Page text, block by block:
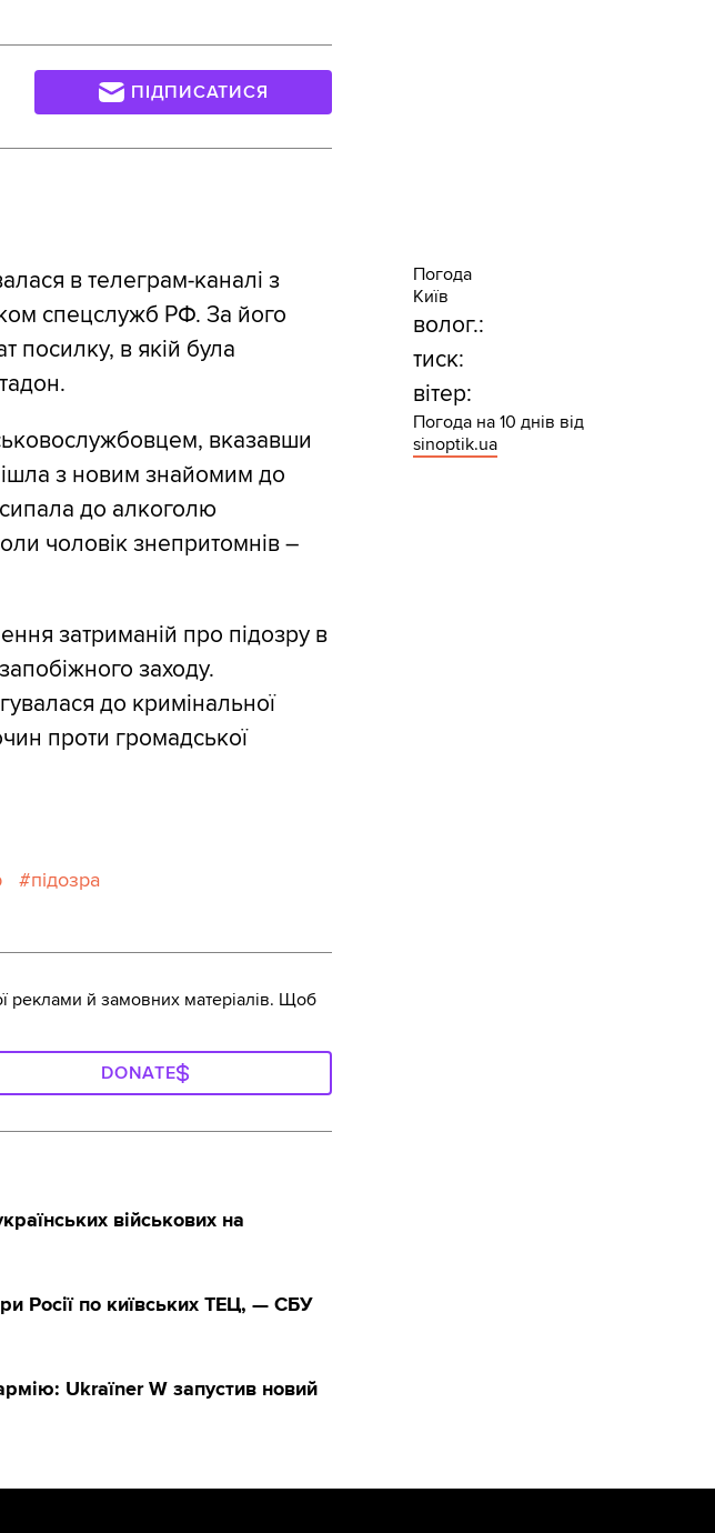
ПІДПИСАТИСЯ
в телеграм-каналі з
спецслужб РФ. За його
посилку, в якій була
вказавши
з новим знайомим до
до алкоголю
чоловік знепритомнів –
затриманій про підозру в
заходу.
до кримінальної
проти громадської
підозра
Погода
Київ
волог.:
тиск:
вітер:
Погода на 10 днів від
sinoptik.ua
реклами й замовних матеріалів. Щоб
DONATE
військових на
Росії по київських ТЕЦ, — СБУ
Ukraїner W запустив новий